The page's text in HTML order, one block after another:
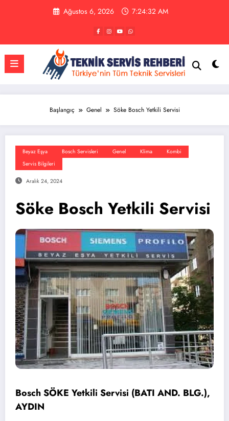
Ağustos 6, 2026 7:24:32 AM
Başlangıç Genel Söke Bosch Yetkili Servisi
Beyaz Eşya Bosch Servisleri Genel Klima
Kombi
Servis Bilgileri
Aralık 24, 2024
Söke Bosch Yetkili Servisi
Bosch SÖKE Yetkili Servisi (BATI AND. BLG.),
AYDIN